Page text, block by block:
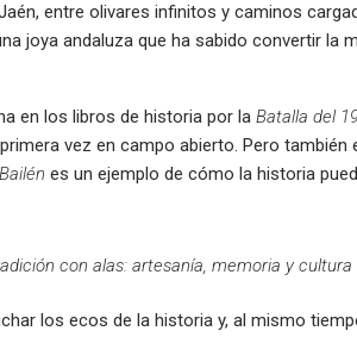
entre olivares infinitos y caminos
joya andaluza que ha sabido convertir la
en los libros de historia por la Batalla del
vez en campo abierto. Pero también
Bailén es un ejemplo de cómo la historia
con alas: artesanía, memoria y
los ecos de la historia y, al mismo